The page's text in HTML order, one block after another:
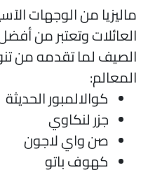
من الوجهات
وتعتبر من أفضل
لما تقدمه من
كوالالمبور الحديثة
جزر لنكاوي
صن واي لاجون
كهوف باتو